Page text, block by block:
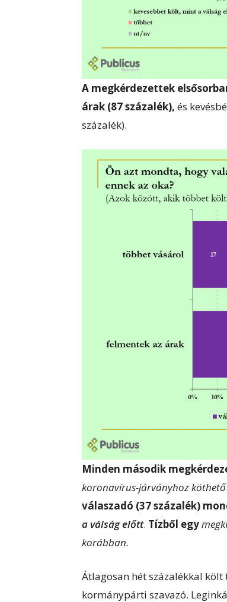
A megkérdezettek
árak (87 százalék), és
százalék).
Minden második
koronavírus-járványhoz
válaszadó (37 százalék)
a válság előtt. Tízből egy
korábban.
Átlagosan hét százalékkal
kormánypárti szavazó.